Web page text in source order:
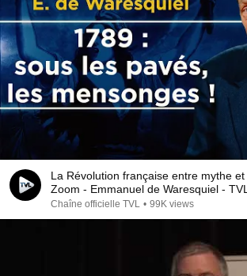
La Révolution française entre mythe
Zoom - Emmanuel de Waresquiel - TVL
Chaîne officielle TVL • 99K views